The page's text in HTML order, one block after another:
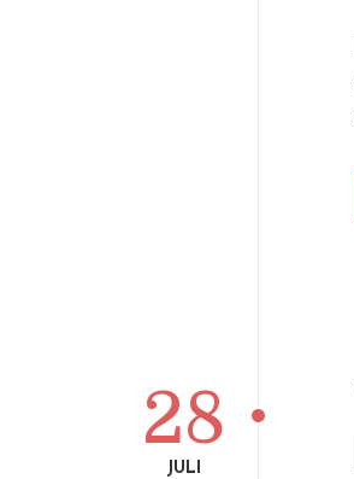
28
JULI